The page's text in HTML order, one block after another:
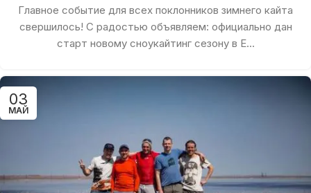
Главное событие для всех поклонников зимнего кайта
свершилось! С радостью объявляем: официально дан
старт новому сноукайтинг сезону в Е...
03
МАЙ